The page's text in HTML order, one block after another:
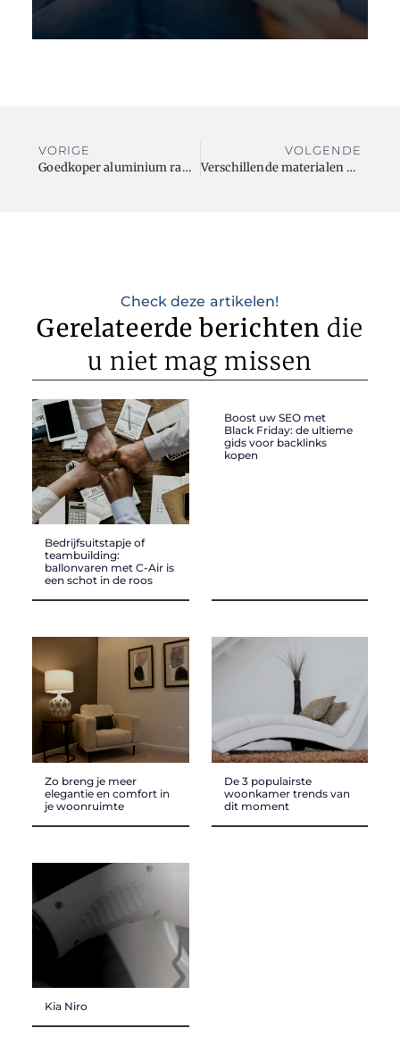
VORIGE
Goedkoper aluminium ramen aankopen
VOLGENDE
Verschillende materialen golfplaten: dit moet je weten
Check deze artikelen!
Gerelateerde berichten die
u niet mag missen
Bedrijfsuitstapje of
teambuilding:
ballonvaren met C-Air is
een schot in de roos
Boost uw SEO met
Black Friday: de ultieme
gids voor backlinks
kopen
Zo breng je meer
elegantie en comfort in
je woonruimte
De 3 populairste
woonkamer trends van
dit moment
Kia Niro